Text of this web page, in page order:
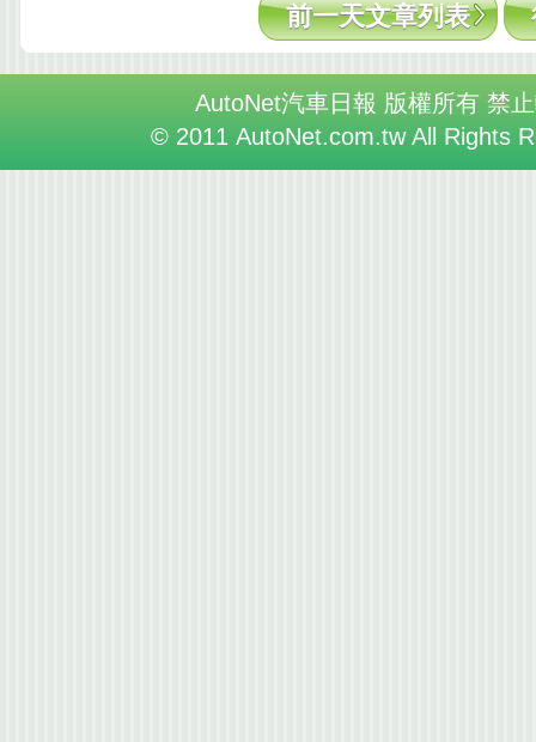
前一天文章列表
AutoNet汽車日報 版權所有 禁
© 2011 AutoNet.com.tw All Rights